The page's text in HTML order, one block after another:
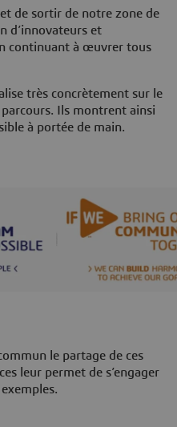
de sortir de notre zone de
d’innovateurs et
continuant à œuvrer tous
très concrètement sur le
Ils montrent ainsi
à portée de main.
le partage de ces
leur permet de s’engager